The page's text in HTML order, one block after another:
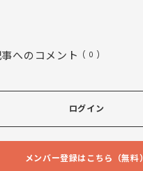
へのコメント ( 0 )
ログイン
メンバー登録はこちら（無料）